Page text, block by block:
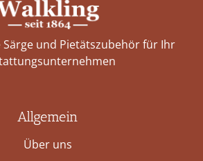
Särge und Pietätszubehör für Ihr
Allgemein
Über uns